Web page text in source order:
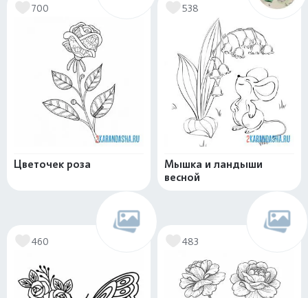
700
Цветочек роза
538
Мышка и ландыши
весной
460 483